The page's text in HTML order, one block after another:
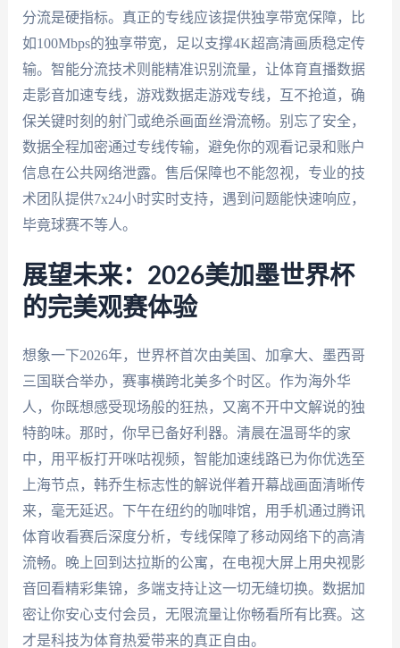
分流是硬指标。真正的专线应该提供独享带宽保障，比
如100Mbps的独享带宽，足以支撑4K超高清画质稳定传
输。智能分流技术则能精准识别流量，让体育直播数据
走影音加速专线，游戏数据走游戏专线，互不抢道，确
保关键时刻的射门或绝杀画面丝滑流畅。别忘了安全，
数据全程加密通过专线传输，避免你的观看记录和账户
信息在公共网络泄露。售后保障也不能忽视，专业的技
术团队提供7x24小时实时支持，遇到问题能快速响应，
毕竟球赛不等人。
展望未来：2026美加墨世界杯
的完美观赛体验
想象一下2026年，世界杯首次由美国、加拿大、墨西哥
三国联合举办，赛事横跨北美多个时区。作为海外华
人，你既想感受现场般的狂热，又离不开中文解说的独
特韵味。那时，你早已备好利器。清晨在温哥华的家
中，用平板打开咪咕视频，智能加速线路已为你优选至
上海节点，韩乔生标志性的解说伴着开幕战画面清晰传
来，毫无延迟。下午在纽约的咖啡馆，用手机通过腾讯
体育收看赛后深度分析，专线保障了移动网络下的高清
流畅。晚上回到达拉斯的公寓，在电视大屏上用央视影
音回看精彩集锦，多端支持让这一切无缝切换。数据加
密让你安心支付会员，无限流量让你畅看所有比赛。这
才是科技为体育热爱带来的真正自由。